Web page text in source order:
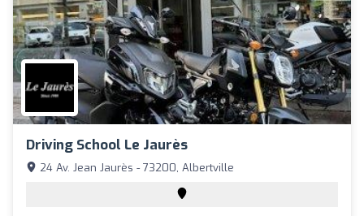
Driving School Le Jaurès
24 Av. Jean Jaurès - 73200, Albertville